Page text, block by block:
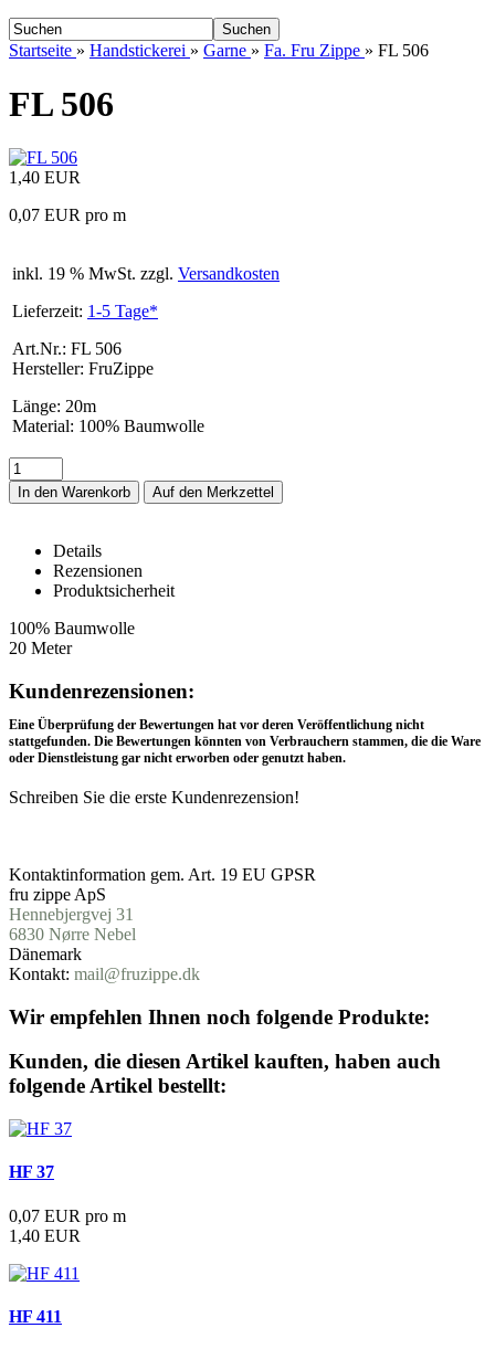
Suchen
Startseite » Handstickerei » Garne » Fa. Fru Zippe » FL 506
FL 506
1,40 EUR
0,07 EUR pro m
inkl. 19 % MwSt. zzgl. Versandkosten
Lieferzeit: 1-5 Tage*
Art.Nr.: FL 506
Hersteller: FruZippe
Länge: 20m
Material: 100% Baumwolle
In den Warenkorb
Details
Rezensionen
Produktsicherheit
FL 506 – Details
100% Baumwolle
20 Meter
Rezensionen
Kundenrezensionen:
Eine Überprüfung der Bewertungen hat vor deren Veröffentlichung nicht
stattgefunden. Die Bewertungen könnten von Verbrauchern stammen, die die Ware
oder Dienstleistung gar nicht erworben oder genutzt haben.
Schreiben Sie die erste Kundenrezension!
Kontaktinformation gem. Art. 19 EU GPSR
fru zippe ApS
Hennebjergvej 31
6830 Nørre Nebel
Dänemark
Kontakt: mail@fruzippe.dk
Wir empfehlen Ihnen noch folgende Produkte:
Kunden, die diesen Artikel kauften, haben auch
folgende Artikel bestellt:
HF 37
0,07 EUR pro m
1,40 EUR
HF 411